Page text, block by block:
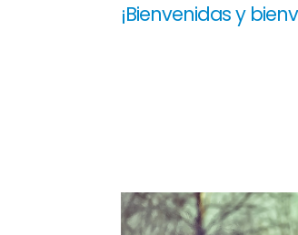
¡Bienvenidas y